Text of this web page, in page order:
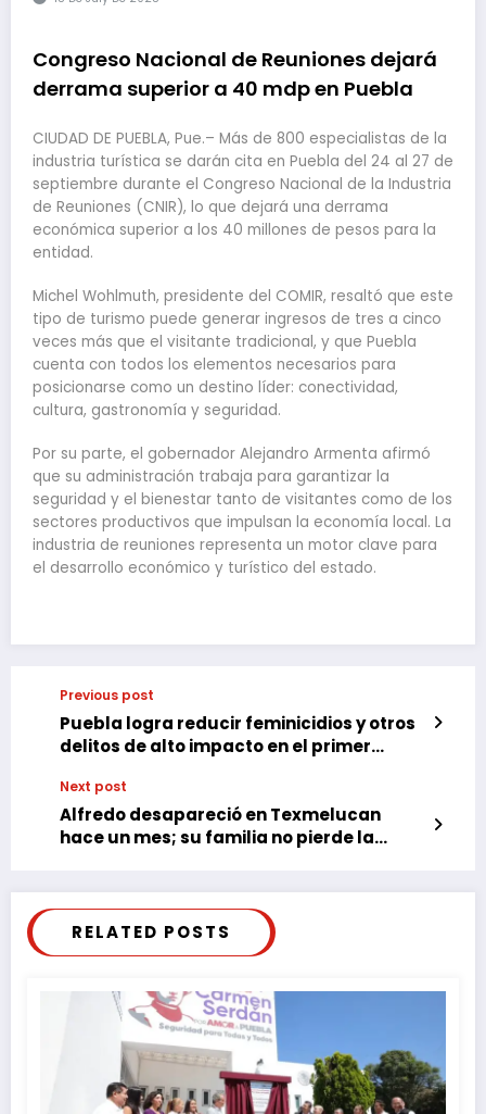
Congreso Nacional de Reuniones dejará
derrama superior a 40 mdp en Puebla
CIUDAD DE PUEBLA, Pue.– Más de 800 especialistas de la
industria turística se darán cita en Puebla del 24 al 27 de
septiembre durante el Congreso Nacional de la Industria
de Reuniones (CNIR), lo que dejará una derrama
económica superior a los 40 millones de pesos para la
entidad.
Michel Wohlmuth, presidente del COMIR, resaltó que este
tipo de turismo puede generar ingresos de tres a cinco
veces más que el visitante tradicional, y que Puebla
cuenta con todos los elementos necesarios para
posicionarse como un destino líder: conectividad,
cultura, gastronomía y seguridad.
Por su parte, el gobernador Alejandro Armenta afirmó
que su administración trabaja para garantizar la
seguridad y el bienestar tanto de visitantes como de los
sectores productivos que impulsan la economía local. La
industria de reuniones representa un motor clave para
el desarrollo económico y turístico del estado.
Previous post
Puebla logra reducir feminicidios y otros
delitos de alto impacto en el primer
Next post
Alfredo desapareció en Texmelucan
hace un mes; su familia no pierde la
RELATED POSTS